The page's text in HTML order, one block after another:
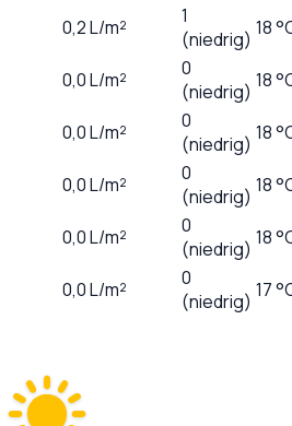
0,2L/m²
1
(niedrig) 18
0,0L/m²
0
(niedrig) 18
0,0L/m²
0
(niedrig) 18
0,0L/m²
0
(niedrig) 18
0,0L/m²
0
(niedrig) 18
0,0L/m²
0
(niedrig) 17